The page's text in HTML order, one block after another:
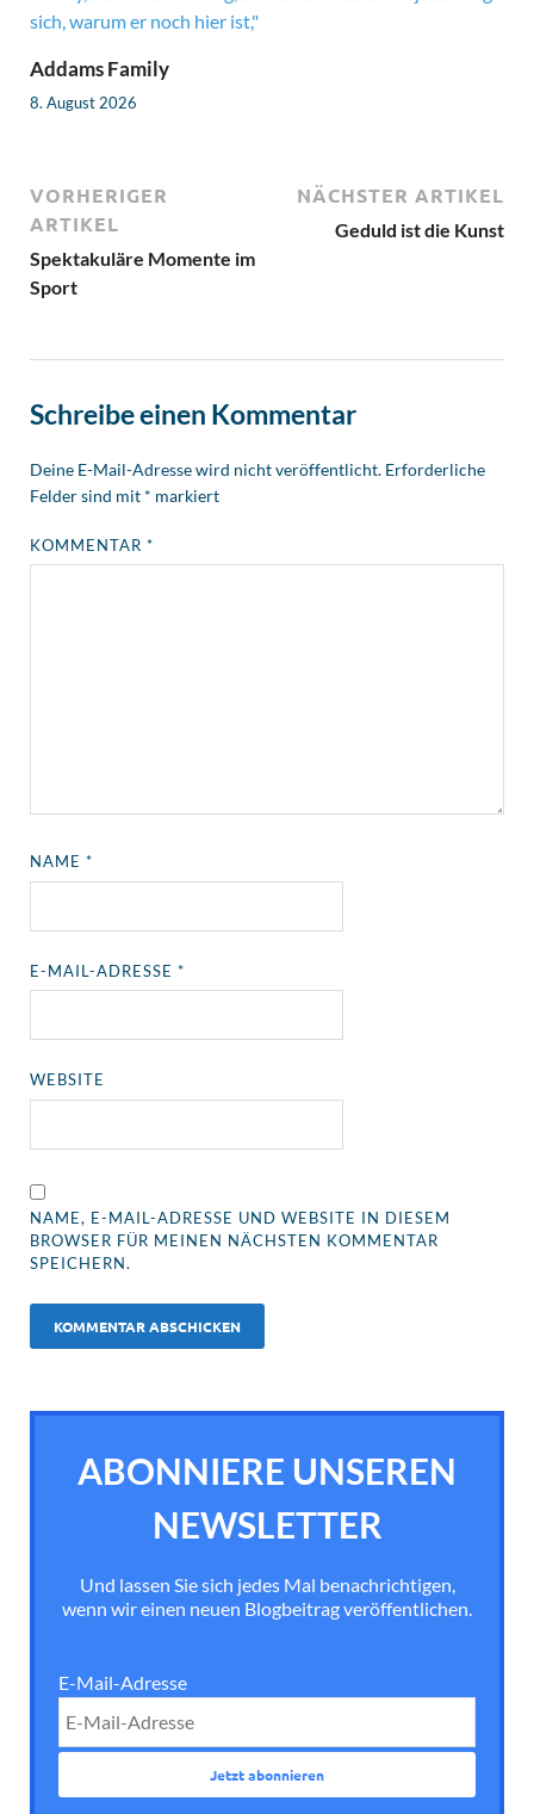
Addams Family
8. August 2026
VORHERIGER
ARTIKEL
Spektakuläre Momente im
Sport
NÄCHSTER ARTIKEL
Geduld ist die Kunst
Schreibe einen Kommentar
Deine E-Mail-Adresse wird nicht veröffentlicht. Erforderliche
Felder sind mit * markiert
KOMMENTAR*
NAME*
E-MAIL-ADRESSE*
WEBSITE
NAME, E-MAIL-ADRESSE UND WEBSITE IN DIESEM
BROWSER FÜR MEINEN NÄCHSTEN KOMMENTAR
SPEICHERN.
ABONNIERE UNSEREN
NEWSLETTER
Und lassen Sie sich jedes Mal benachrichtigen,
wenn wir einen neuen Blogbeitrag veröffentlichen.
E-Mail-Adresse